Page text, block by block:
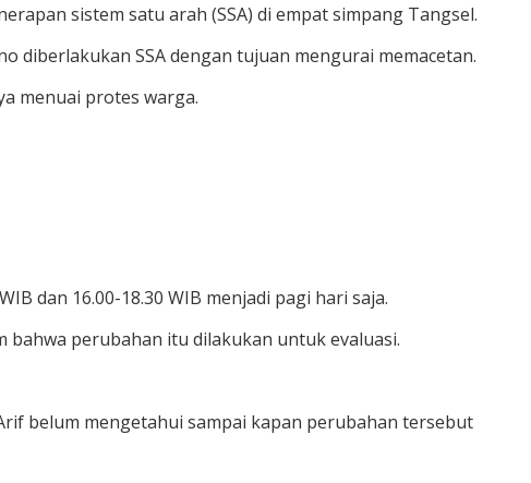
sistem satu arah (SSA) di empat simpang Tangsel.
diberlakukan SSA dengan tujuan mengurai memacetan.
menuai protes warga.
dan 16.00-18.30 WIB menjadi pagi hari saja.
bahwa perubahan itu dilakukan untuk evaluasi.
belum mengetahui sampai kapan perubahan tersebut